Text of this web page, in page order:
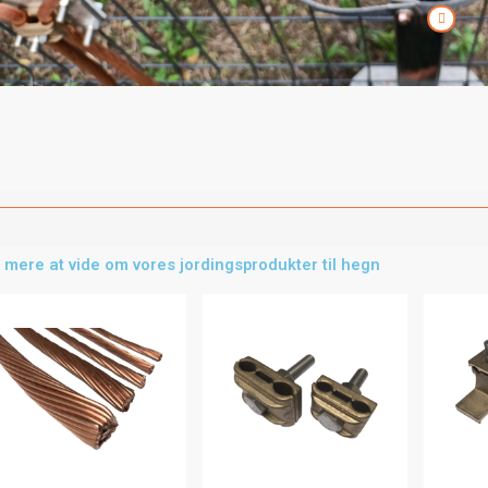
mere at vide om vores jordingsprodukter til hegn